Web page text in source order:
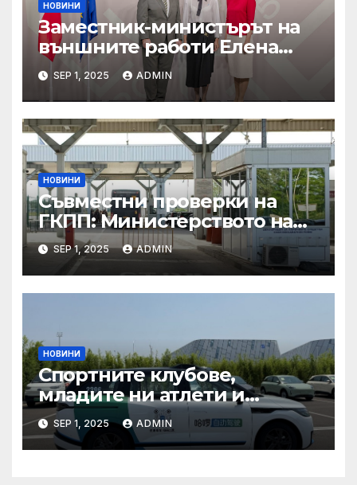
НОВИНИ
Заместник-министърът на
външните работи Елена
Шекерлетова участва в
неформалната среща на
министрите на външните
работи на ЕС във формат
„Гимних“ на 30 август 2025 г.
в Копенхаген
SEP 1, 2025 ADMIN
НОВИНИ
Съвместни проверки на
ГКПП: Министерството на
туризма и контролните
органи откриха нарушения
при пътувания
SEP 1, 2025 ADMIN
НОВИНИ
Спортните клубове,
младите ни атлети и
техните треньори имат
нужда от нашата подкрепа
и ние ще им я осигурим
SEP 1, 2025 ADMIN